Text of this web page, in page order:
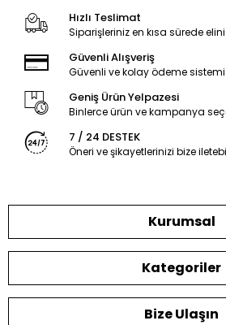
Hızlı Teslimat
Siparişleriniz en kısa sürede
Güvenli Alışveriş
Güvenli ve kolay ödeme sistemi
Geniş Ürün Yelpazesi
Binlerce ürün ve kampanya
7 / 24 DESTEK
Öneri ve şikayetlerinizi bize
Kurumsal
Kategoriler
Bize Ulaşın